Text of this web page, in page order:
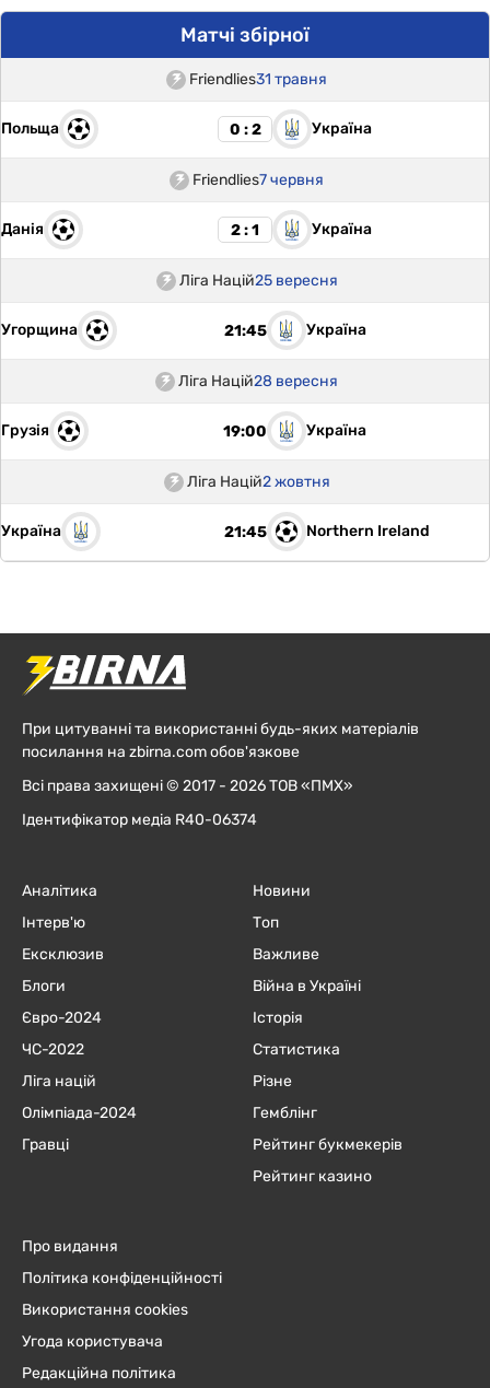
Матчі збірної
Friendlies31 травня
Польща 0 : 2 Україна
Friendlies7 червня
Данія 2 : 1 Україна
Ліга Націй25 вересня
Угорщина 21:45 Україна
Ліга Націй28 вересня
Грузія 19:00 Україна
Ліга Націй2 жовтня
Україна 21:45 Northern Ireland
При цитуванні та використанні будь-яких матеріалів
посилання на zbirna.com обов'язкове
Всі права захищені © 2017 - 2026 ТОВ «ПМХ»
Ідентифікатор медіа R40-06374
Аналітика
Інтерв'ю
Ексклюзив
Блоги
Євро-2024
ЧC-2022
Ліга націй
Олімпіада-2024
Гравці
Новини
Топ
Важливе
Війна в Україні
Історія
Статистика
Різне
Гемблінг
Рейтинг букмекерів
Рейтинг казино
Про видання
Політика конфіденційності
Використання cookies
Угода користувача
Редакційна політика